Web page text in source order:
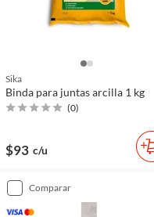
Sika
Binda para juntas arcilla 1 kg
(0)
$93 c/u
comparar